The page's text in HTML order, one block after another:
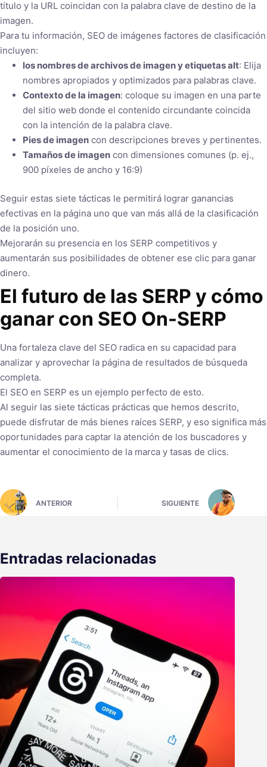
título y la URL coincidan con la palabra clave de destino de la
imagen.
Para tu información, SEO de imágenes factores de clasificación
incluyen:
los nombres de archivos de imagen y etiquetas alt: Elija
nombres apropiados y optimizados para palabras clave.
Contexto de la imagen: coloque su imagen en una parte
del sitio web donde el contenido circundante coincida
con la intención de la palabra clave.
Pies de imagencon descripciones breves y pertinentes.
Tamaños de imagencon dimensiones comunes (p. ej.,
900 píxeles de ancho y 16:9)
Seguir estas siete tácticas le permitirá lograr ganancias
efectivas en la página uno que van más allá de la clasificación
de la posición uno.
Mejorarán su presencia en los SERP competitivos y
aumentarán sus posibilidades de obtener ese clic para ganar
dinero.
El futuro de las SERP y cómo
ganar con SEO On-SERP
Una fortaleza clave del SEO radica en su capacidad para
analizar y aprovechar la página de resultados de búsqueda
completa.
El SEO en SERP es un ejemplo perfecto de esto.
Al seguir las siete tácticas prácticas que hemos descrito,
puede disfrutar de más bienes raíces SERP, y eso significa más
oportunidades para captar la atención de los buscadores y
aumentar el conocimiento de la marca y tasas de clics.
ANTERIOR SIGUIENTE
Entradas relacionadas